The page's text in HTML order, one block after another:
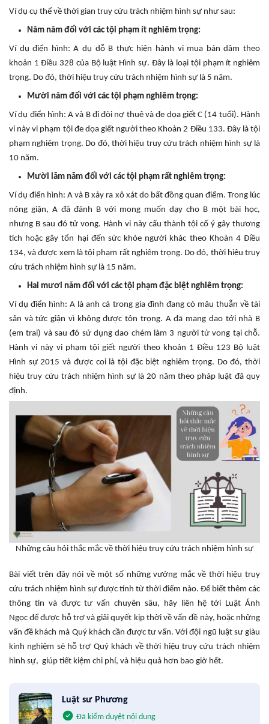
Ví dụ cụ thể về thời gian truy cứu trách nhiệm hình sự như sau:
Năm năm đối với các tội phạm ít nghiêm trọng:
Ví dụ điển hình: A dụ dỗ B thực hiện hành vi mua bán dâm theo
khoản 1 Điều 328 của Bộ luật Hình sự. Đây là loại tội phạm ít nghiêm
trọng. Do đó, thời hiệu truy cứu trách nhiệm hình sự là 5 năm.
Mười năm đối với các tội phạm nghiêm trọng:
Ví dụ điển hình: A và B đi đòi nợ thuê và đe dọa giết C (14 tuổi). Hành
vi này vi phạm tội đe dọa giết người theo Khoản 2 Điều 133. Đây là tội
phạm nghiêm trọng. Do đó, thời hiệu truy cứu trách nhiệm hình sự là
10 năm.
Mười lăm năm đối với các tội phạm rất nghiêm trọng:
Ví dụ điển hình: A và B xảy ra xô xát do bất đồng quan điểm. Trong lúc
nóng giận, A đã đánh B với mong muốn dạy cho B một bài học,
nhưng B sau đó tử vong. Hành vi này cấu thành tội cố ý gây thương
tích hoặc gây tổn hại đến sức khỏe người khác theo Khoản 4 Điều
134, và được xem là tội phạm rất nghiêm trọng. Do đó, thời hiệu truy
cứu trách nhiệm hình sự là 15 năm.
Hai mươi năm đối với các tội phạm đặc biệt nghiêm trọng:
Ví dụ điển hình: A là anh cả trong gia đình đang có mâu thuẫn về tài
sản và tức giận vì không được tôn trọng. A đã mang dao tới nhà B
(em trai) và sau đó sử dụng dao chém làm 3 người tử vong tại chỗ.
Hành vi này vi phạm tội giết người theo khoản 1 Điều 123 Bộ luật
Hình sự 2015 và được coi là tội đặc biệt nghiêm trọng. Do đó, thời
hiệu truy cứu trách nhiệm hình sự là 20 năm theo pháp luật đã quy
định.
Những câu hỏi thắc mắc về thời hiệu truy cứu trách nhiệm hình sự
Bài viết trên đây nói về một số những vướng mắc về thời hiệu truy
cứu trách nhiệm hình sự được tính từ thời điểm nào. Để biết thêm các
thông tin và được tư vấn chuyên sâu, hãy liên hệ tới Luật Ánh
Ngọc để được hỗ trợ và giải quyết kịp thời về vấn đề này, hoặc những
vấn đề khách mà Quý khách cần được tư vấn. Với đội ngũ luật sư giàu
kinh nghiệm sẽ hỗ trợ Quý khách về thời hiệu truy cứu trách nhiệm
hình sự, giúp tiết kiệm chi phí, và hiệu quả hơn bao giờ hết.
Luật sư Phương
Đã kiểm duyệt nội dung